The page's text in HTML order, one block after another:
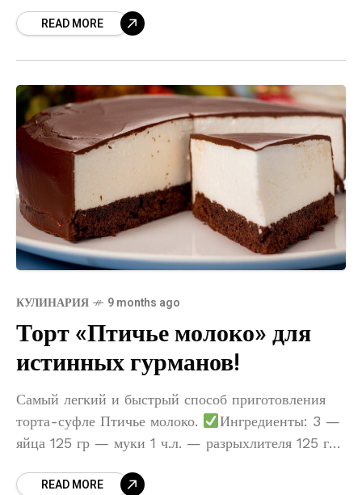
1 стакан
READ MORE
КУЛИНАРИЯ 9 months ago
Торт «Птичье молоко» для
истинных гурманов!
Самый легкий и быстрый способ приготовления
торта-суфле Птичье молоко.
Ингредиенты: 3 —
яйца 125 гр — муки 1 ч.л. — разрыхлителя 125 гр
READ MORE